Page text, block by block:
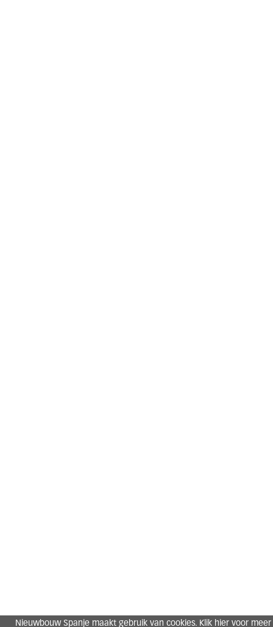
Nieuwbouw Spanje maakt gebruik van cookies. Klik hier voor